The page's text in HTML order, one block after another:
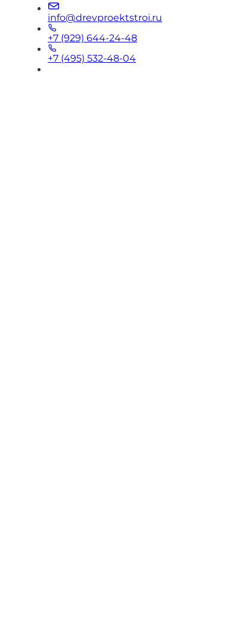
info@drevproektstroi.ru
+7 (929) 644-24-48
+7 (495) 532-48-04